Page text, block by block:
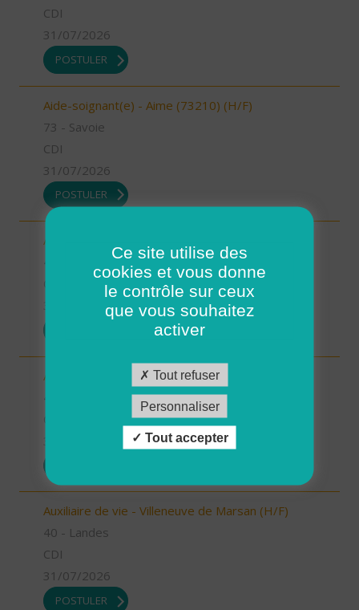
CDI
31/07/2026
POSTULER
Aide-soignant(e) - Aime (73210) (H/F)
73 - Savoie
CDI
31/07/2026
POSTULER
Auxiliaire de vie - Mimizan (H/F)
31/07/2026
Auxiliaire de vie - Labouheyre (H/F)
Auxiliaire de vie - Villeneuve de Marsan (H/F)
40 - Landes
CDI
31/07/2026
POSTULER
Ce site utilise des
cookies et vous donne
le contrôle sur ceux
que vous souhaitez
activer
Tout refuser
Personnaliser
Tout accepter